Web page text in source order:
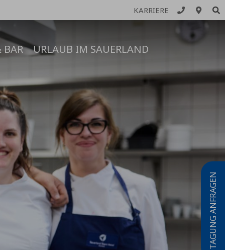
KARRIERE
BAR URLAUB IM SAUERLAND
TAGUNG ANFRAGEN